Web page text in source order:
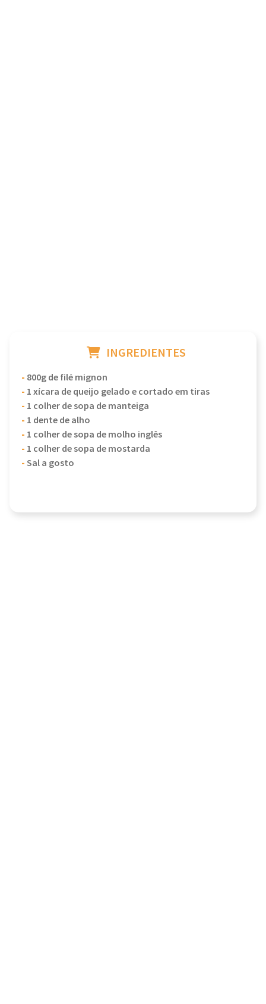
INGREDIENTES
- 800g de filé mignon
- 1 xícara de queijo gelado e cortado em tiras
- 1 colher de sopa de manteiga
- 1 dente de alho
- 1 colher de sopa de molho inglês
- 1 colher de sopa de mostarda
-Sal a gosto